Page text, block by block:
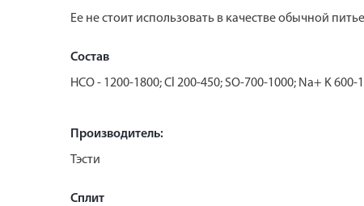
Ее не стоит использовать в качестве обычной
Состав
HCO - 1200-1800; Cl 200-450; SO-700-1000; Na+ K
Производитель:
Тэсти
Сплит